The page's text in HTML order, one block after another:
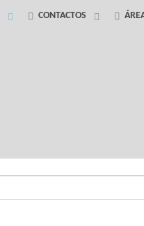
CONTACTOS